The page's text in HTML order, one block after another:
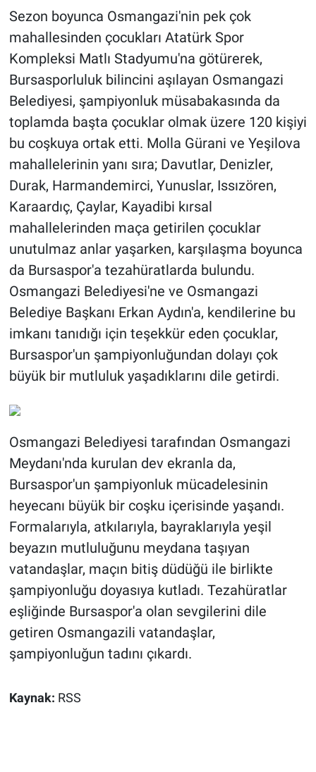
Sezon boyunca Osmangazi'nin pek çok
mahallesinden çocukları Atatürk Spor
Kompleksi Matlı Stadyumu'na götürerek,
Bursasporluluk bilincini aşılayan Osmangazi
Belediyesi, şampiyonluk müsabakasında da
toplamda başta çocuklar olmak üzere 120 kişiyi
bu coşkuya ortak etti. Molla Gürani ve Yeşilova
mahallelerinin yanı sıra; Davutlar, Denizler,
Durak, Harmandemirci, Yunuslar, Issızören,
Karaardıç, Çaylar, Kayadibi kırsal
mahallelerinden maça getirilen çocuklar
unutulmaz anlar yaşarken, karşılaşma boyunca
da Bursaspor'a tezahüratlarda bulundu.
Osmangazi Belediyesi'ne ve Osmangazi
Belediye Başkanı Erkan Aydın'a, kendilerine bu
imkanı tanıdığı için teşekkür eden çocuklar,
Bursaspor'un şampiyonluğundan dolayı çok
büyük bir mutluluk yaşadıklarını dile getirdi.
Osmangazi Belediyesi tarafından Osmangazi
Meydanı'nda kurulan dev ekranla da,
Bursaspor'un şampiyonluk mücadelesinin
heyecanı büyük bir coşku içerisinde yaşandı.
Formalarıyla, atkılarıyla, bayraklarıyla yeşil
beyazın mutluluğunu meydana taşıyan
vatandaşlar, maçın bitiş düdüğü ile birlikte
şampiyonluğu doyasıya kutladı. Tezahüratlar
eşliğinde Bursaspor'a olan sevgilerini dile
getiren Osmangazili vatandaşlar,
şampiyonluğun tadını çıkardı.
Kaynak: RSS